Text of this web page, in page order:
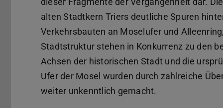
alten Stadtkern Triers deutliche Spuren
Verkehrsbauten an Moselufer und
Stadtstruktur stehen in Konkurrenz zu den
Achsen der historischen Stadt und die
Ufer der Mosel wurden durch zahlreiche
weiter unkenntlich gemacht.